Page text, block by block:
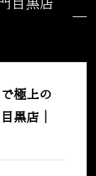
目黒店
極上の
黒店｜